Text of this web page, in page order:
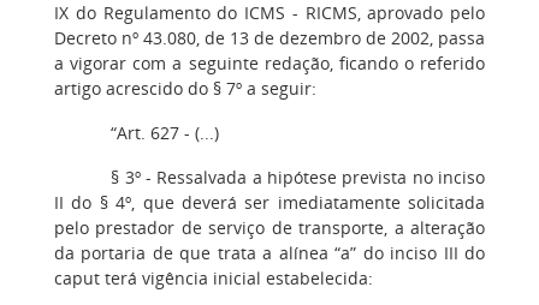
IX do Regulamento do ICMS - RICMS, aprovado pelo
Decreto nº 43.080, de 13 de dezembro de 2002, passa
a vigorar com a seguinte redação, ficando o referido
artigo acrescido do § 7º a seguir:
“Art. 627 - (...)
§ 3º - Ressalvada a hipótese prevista no inciso
II do § 4º, que deverá ser imediatamente solicitada
pelo prestador de serviço de transporte, a alteração
da portaria de que trata a alínea “a” do inciso III do
caput terá vigência inicial estabelecida: